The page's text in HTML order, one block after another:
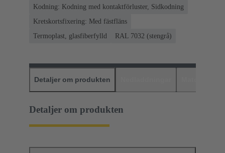
Kodning: Kodning med kontaktförluster, Sidkodning
Kretskortsfixering: Med fästfläns
Termoplast, glasfiberfylld
RAL 7032 (stengrå)
Detaljer om produkten
Detaljer om produkten